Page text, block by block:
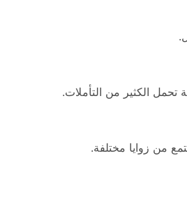
تحمل الكثير من التأملات.
من زوايا مختلفة.